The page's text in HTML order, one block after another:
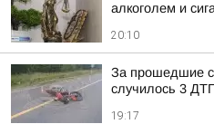
алкоголем и
20:10
За прошедшие
случилось 3
19:17